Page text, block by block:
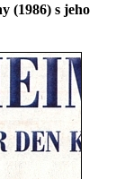
(1986) s jeho